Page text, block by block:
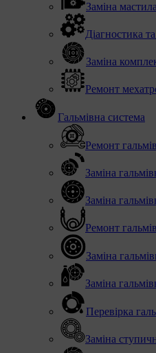
Заміна
Діагностика
Заміна
Ремонт
Гальмівна система
Ремонт
Заміна
Заміна
Ремонт
Заміна
Заміна
Перевірка
Заміна